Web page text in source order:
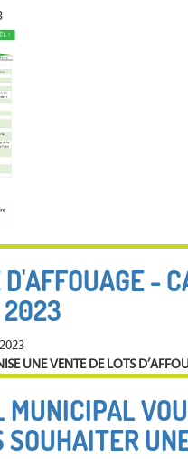
-
2023
UNE VENTE DE LOTS
MUNICIPAL
SOUHAITER